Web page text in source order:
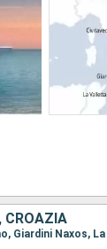
CROAZIA
Giardini Naxos,